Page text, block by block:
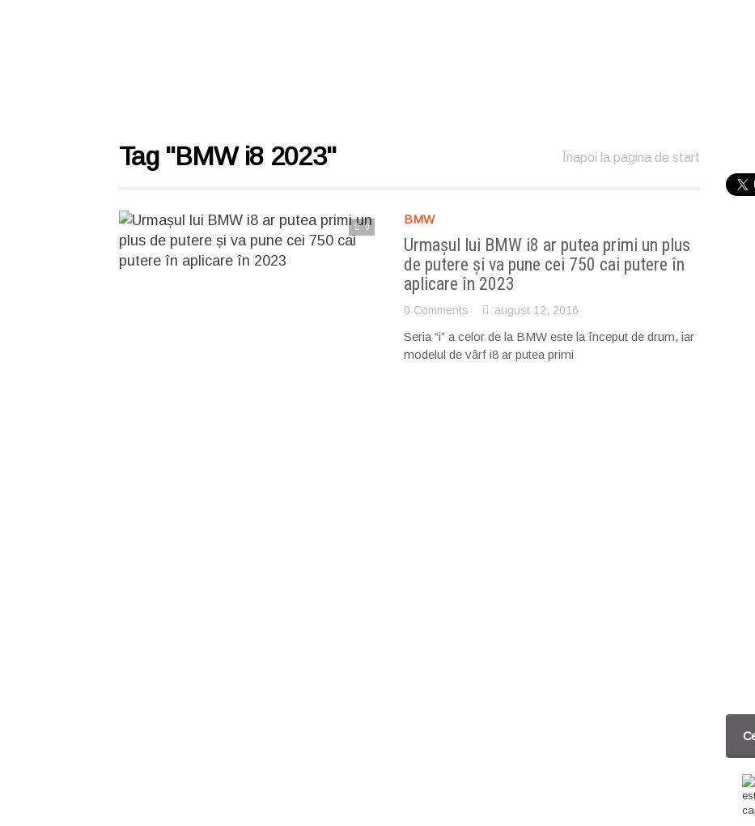
Înapoi la pagina de start
Tag "BMW i8 2023"
0
Citește articolul complet
BMW
Urmașul lui BMW i8 ar putea primi un plus
de putere și va pune cei 750 cai putere în
aplicare în 2023
0 Comments august 12, 2016
Seria “i” a celor de la BMW este la început de drum, iar
modelul de vârf i8 ar putea primi